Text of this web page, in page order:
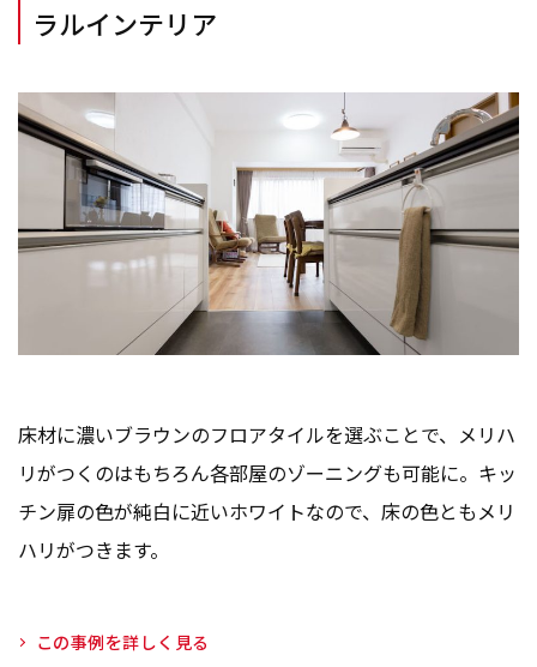
ラルインテリア
床材に濃いブラウンのフロアタイルを選ぶことで、メリハ
リがつくのはもちろん各部屋のゾーニングも可能に。キッ
チン扉の色が純白に近いホワイトなので、床の色ともメリ
ハリがつきます。
この事例を詳しく見る